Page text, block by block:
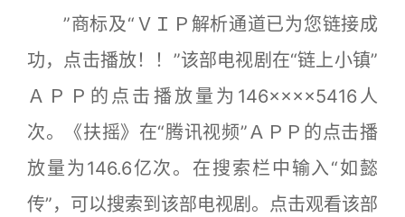
”商标及“ＶＩＰ解析通道已为您链接成
功，点击播放！！”该部电视剧在“链上小镇”
ＡＰＰ的点击播放量为146××××5416人
次。《扶摇》在“腾讯视频”ＡＰＰ的点击播
放量为146.6亿次。在搜索栏中输入“如懿
传”，可以搜索到该部电视剧。点击观看该部